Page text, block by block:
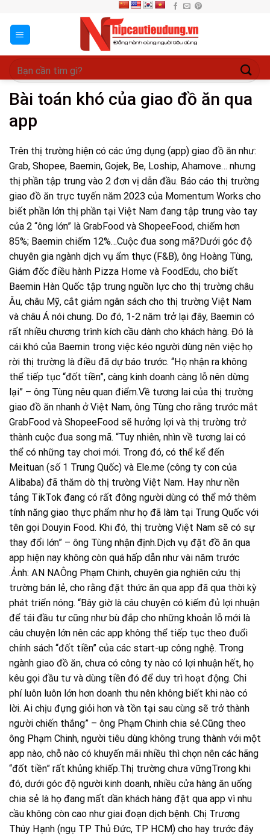
content
Bài toán khó của giao đồ ăn qua
app
Trên thị trường hiện có các ứng dụng (app) giao đồ ăn như:
Grab, Shopee, Baemin, Gojek, Be, Loship, Ahamove… nhưng
thị phần tập trung vào 2 đơn vị dẫn đầu. Báo cáo thị trường
giao đồ ăn trực tuyến năm 2023 của Momentum Works cho
biết phần lớn thị phần tại Việt Nam đang tập trung vào tay
của 2 “ông lớn” là GrabFood và ShopeeFood, chiếm hơn
85%; Baemin chiếm 12%…Cuộc đua song mã?Dưới góc độ
chuyên gia ngành dịch vụ ẩm thực (F&B), ông Hoàng Tùng,
Giám đốc điều hành Pizza Home và FoodEdu, cho biết
Baemin Hàn Quốc tập trung nguồn lực cho thị trường châu
Âu, châu Mỹ, cắt giảm ngân sách cho thị trường Việt Nam
và châu Á nói chung. Do đó, 1-2 năm trở lại đây, Baemin có
rất nhiều chương trình kích cầu dành cho khách hàng. Đó là
cái khó của Baemin trong việc kéo người dùng nên việc họ
rời thị trường là điều đã dự báo trước. “Họ nhận ra không
thể tiếp tục “đốt tiền”, càng kinh doanh càng lỗ nên dừng
lại” – ông Tùng nêu quan điểm.Về tương lai của thị trường
giao đồ ăn nhanh ở Việt Nam, ông Tùng cho rằng trước mắt
GrabFood và ShopeeFood sẽ hưởng lợi và thị trường trở
thành cuộc đua song mã. “Tuy nhiên, nhìn về tương lai có
thể có những tay chơi mới. Trong đó, có thể kể đến
Meituan (số 1 Trung Quốc) và Ele.me (công ty con của
Alibaba) đã thăm dò thị trường Việt Nam. Hay như nền
tảng TikTok đang có rất đông người dùng có thể mở thêm
tính năng giao thực phẩm như họ đã làm tại Trung Quốc với
tên gọi Douyin Food. Khi đó, thị trường Việt Nam sẽ có sự
thay đổi lớn” – ông Tùng nhận định.Dịch vụ đặt đồ ăn qua
app hiện nay không còn quá hấp dẫn như vài năm trước
.Ảnh: AN NAÔng Phạm Chinh, chuyên gia nghiên cứu thị
trường bán lẻ, cho rằng đặt thức ăn qua app đã qua thời kỳ
phát triển nóng. “Bây giờ là câu chuyện có kiếm đủ lợi nhuận
để tái đầu tư cũng như bù đắp cho những khoản lỗ mới là
câu chuyện lớn nên các app không thể tiếp tục theo đuổi
chính sách “đốt tiền” của các start-up công nghệ. Trong
ngành giao đồ ăn, chưa có công ty nào có lợi nhuận hết, họ
kêu gọi đầu tư và dùng tiền đó để duy trì hoạt động. Chi
phí luôn luôn lớn hơn doanh thu nên không biết khi nào có
lời. Ai chịu đựng giỏi hơn và tồn tại sau cùng sẽ trở thành
người chiến thắng” – ông Phạm Chinh chia sẻ.Cũng theo
ông Phạm Chinh, người tiêu dùng không trung thành với một
app nào, chỗ nào có khuyến mãi nhiều thì chọn nên các hãng
“đốt tiền” rất khủng khiếp.Thị trường chưa vữngTrong khi
đó, dưới góc độ người kinh doanh, nhiều cửa hàng ăn uống
chia sẻ là họ đang mất dần khách hàng đặt qua app vì nhu
cầu không còn cao như giai đoạn dịch bệnh. Chị Trương
Thúy Hạnh (ngụ TP Thủ Đức, TP HCM) cho hay trước đây